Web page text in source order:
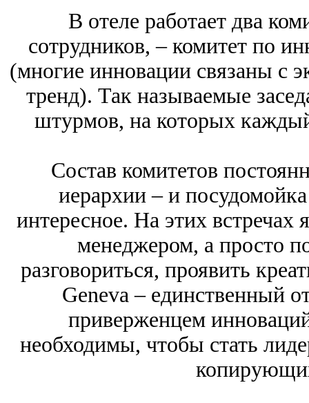
В отеле работает два
сотрудников, – комитет по
(многие инновации связаны с
тренд). Так называемые
штурмов, на которых
Состав комитетов
иерархии ‒ и
интересное. На этих
менеджером, а просто
разговориться, проявить
Geneva ‒ единственный
приверженцем
необходимы, чтобы стать